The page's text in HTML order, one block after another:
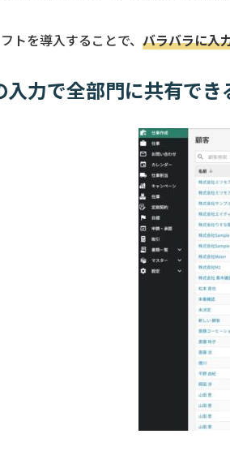
トを導入することで、 バラバラに入
入力で全部門に共有でき